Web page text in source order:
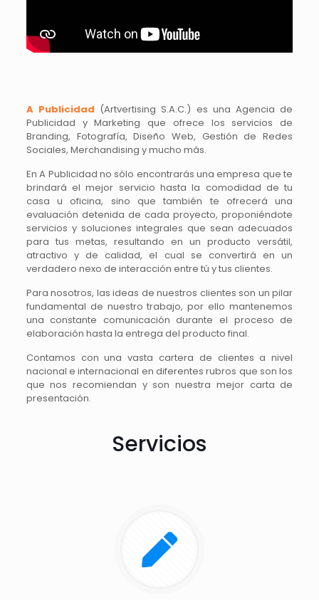
A Publicidad (Artvertising S.A.C.) es una Agencia de
Publicidad y Marketing que ofrece los servicios de
Branding, Fotografía, Diseño Web, Gestión de Redes
Sociales, Merchandising y mucho más.
En A Publicidad no sólo encontrarás una empresa que te
brindará el mejor servicio hasta la comodidad de tu
casa u oficina, sino que también te ofrecerá una
evaluación detenida de cada proyecto, proponiéndote
servicios y soluciones integrales que sean adecuados
para tus metas, resultando en un producto versátil,
atractivo y de calidad, el cual se convertirá en un
verdadero nexo de interacción entre tú y tus clientes.
Para nosotros, las ideas de nuestros clientes son un pilar
fundamental de nuestro trabajo, por ello mantenemos
una constante comunicación durante el proceso de
elaboración hasta la entrega del producto final.
Contamos con una vasta cartera de clientes a nivel
nacional e internacional en diferentes rubros que son los
que nos recomiendan y son nuestra mejor carta de
presentación.
Servicios